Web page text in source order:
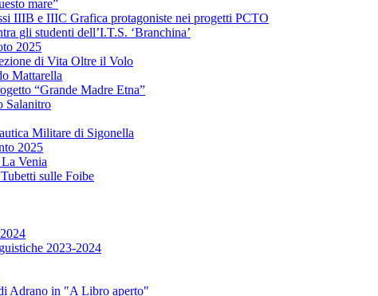
mare”
IIIB e IIIC Grafica protagoniste nei progetti PCTO
gli studenti dell’I.T.S. ‘Branchina’
2025
di Vita Oltre il Volo
Mattarella
“Grande Madre Etna”
Salanitro
Militare di Sigonella
2025
Venia
sulle Foibe
2023-2024
Adrano in "A Libro aperto"